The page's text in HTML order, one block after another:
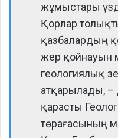
жұмыстары
Қорлар
қазбалардың
жер қойнауын
геологиялық
атқарылады, –
қарасты
төрағасының